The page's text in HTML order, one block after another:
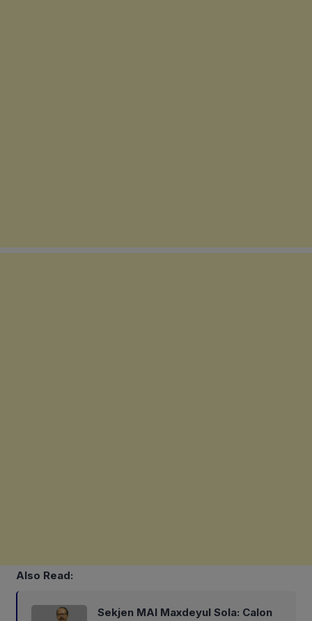
Also Read:
Sekjen MAI Maxdeyul Sola: Calon